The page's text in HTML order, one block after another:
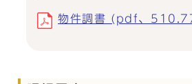
物件調書 (pdf、